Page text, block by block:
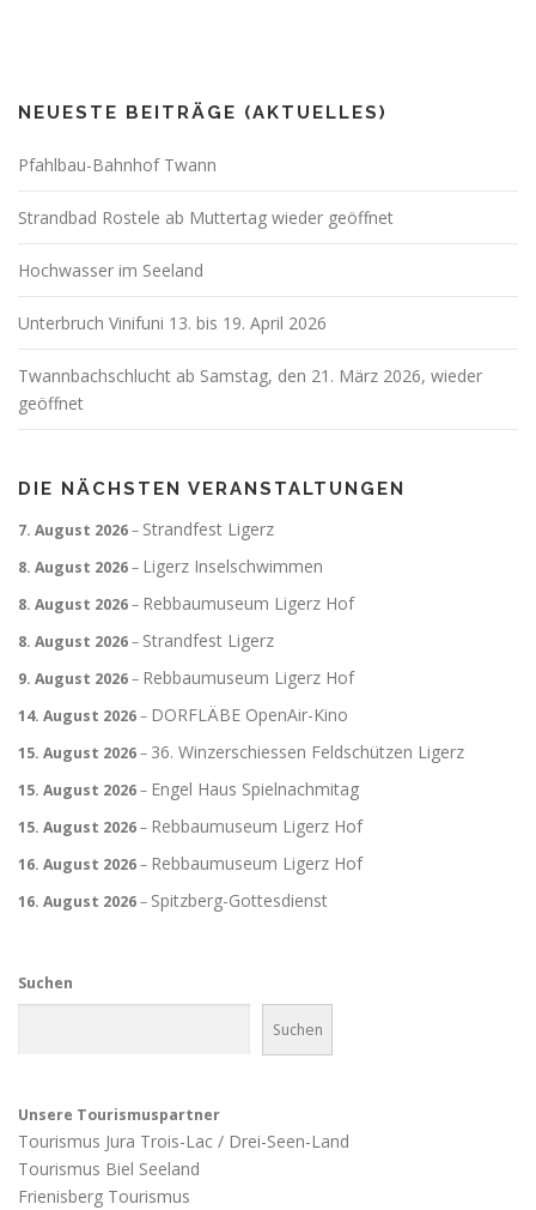
NEUESTE BEITRÄGE (AKTUELLES)
Pfahlbau-Bahnhof Twann
Strandbad Rostele ab Muttertag wieder geöffnet
Hochwasser im Seeland
Unterbruch Vinifuni 13. bis 19. April 2026
Twannbachschlucht ab Samstag, den 21. März 2026, wieder
geöffnet
DIE NÄCHSTEN VERANSTALTUNGEN
7. August 2026– Strandfest Ligerz
8. August 2026– Ligerz Inselschwimmen
8. August 2026– Rebbaumuseum Ligerz Hof
8. August 2026– Strandfest Ligerz
9. August 2026– Rebbaumuseum Ligerz Hof
14. August 2026– DORFLÄBE OpenAir-Kino
15. August 2026– 36. Winzerschiessen Feldschützen Ligerz
15. August 2026– Engel Haus Spielnachmitag
15. August 2026– Rebbaumuseum Ligerz Hof
16. August 2026– Rebbaumuseum Ligerz Hof
16. August 2026– Spitzberg-Gottesdienst
Suchen
Suchen
Unsere Tourismuspartner
Tourismus Jura Trois-Lac / Drei-Seen-Land
Tourismus Biel Seeland
Frienisberg Tourismus